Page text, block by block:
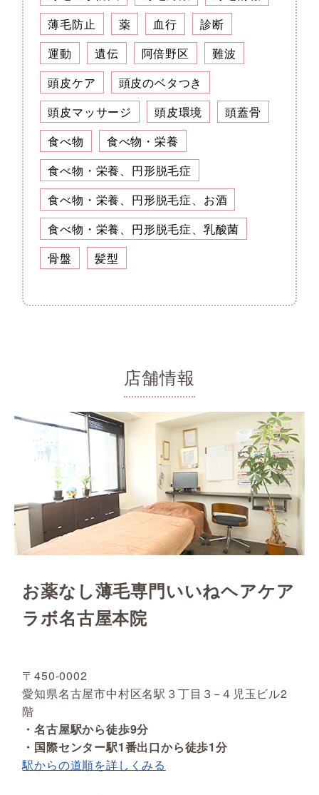
薄毛防止
薬 血行
診断
運動
遺伝 阿倍野区
難波
頭皮ケア
頭皮のベタつき
頭皮マッサージ
頭皮環境
頭蓋骨
食べ物
食べ物・栄養
食べ物・栄養、円形脱毛症
食べ物・栄養、円形脱毛症、お酒
食べ物・栄養、円形脱毛症、乳酸菌
骨盤
髪型
店舗情報
お薬なし薄毛専門いいねヘアケア
ラボ名古屋本院
〒450-0002
愛知県名古屋市中村区名駅３丁目３−４児玉ビル2
階
・名古屋駅から徒歩9分
・国際センター駅1番出口から徒歩1分
駅からの道順を詳しくみる